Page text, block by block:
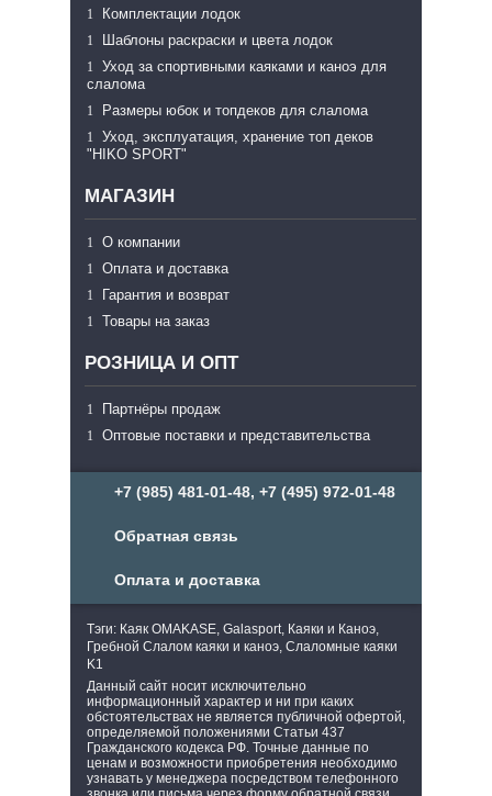
Комплектации лодок
Шаблоны раскраски и цвета лодок
Уход за спортивными каяками и каноэ для
слалома
Размеры юбок и топдеков для слалома
Уход, эксплуатация, хранение топ деков
"HIKO SPORT"
МАГАЗИН
О компании
Оплата и доставка
Гарантия и возврат
Товары на заказ
РОЗНИЦА И ОПТ
Партнёры продаж
Оптовые поставки и представительства
+7 (985) 481-01-48, +7 (495) 972-01-48
Обратная связь
Оплата и доставка
Тэги: Каяк OMAKASE, Galasport, Каяки и Каноэ,
Гребной Слалом каяки и каноэ, Слаломные каяки
K1
Данный сайт носит исключительно
информационный характер и ни при каких
обстоятельствах не является публичной офертой,
определяемой положениями Статьи 437
Гражданского кодекса РФ. Точные данные по
ценам и возможности приобретения необходимо
узнавать у менеджера посредством телефонного